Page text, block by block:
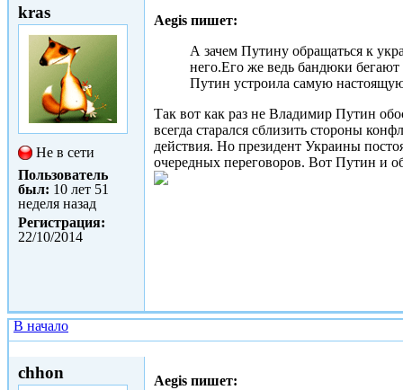
kras
Не в сети
Пользователь
был: 10 лет 51
неделя назад
Регистрация:
22/10/2014
Aegis пишет:
А зачем Путину обращаться к
него.Его же ведь бандюки
Путин устроила самую
Так вот как раз не Владимир Путин
всегда старался сблизить стороны
действия. Но президент Украины
очередных переговоров. Вот Путин и
В начало
chhon
Aegis пишет: